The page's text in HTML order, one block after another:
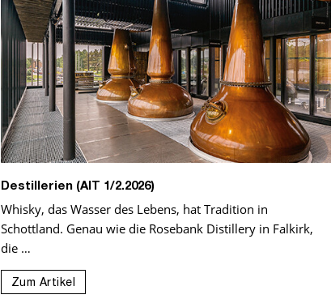
Destillerien (AIT 1/2.2026)
Whisky, das Wasser des Lebens, hat Tradition in
Schottland. Genau wie die Rosebank Distillery in Falkirk,
die …
Zum Artikel